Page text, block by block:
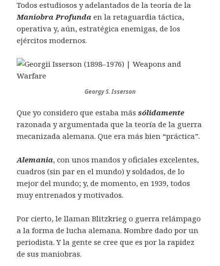
Todos estudiosos y adelantados de la teoría de la
Maniobra Profunda en la retaguardia táctica,
operativa y, aún, estratégica enemigas, de los
ejércitos modernos.
Georgy S. Isserson
Que yo considero que estaba mássólidamente
razonada y argumentada que la teoría de la guerra
mecanizada alemana. Que era más bien “práctica”.
Alemania, con unos mandos y oficiales excelentes,
cuadros (sin par en el mundo) y soldados, de lo
mejor del mundo; y, de momento, en 1939, todos
muy entrenados y motivados.
Por cierto, le llaman Blitzkrieg o guerra relámpago
a la forma de lucha alemana. Nombre dado por un
periodista. Y la gente se cree que es por la rapidez
de sus maniobras.